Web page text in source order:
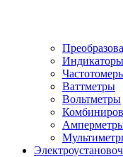
Ваттметры
Вольтметры